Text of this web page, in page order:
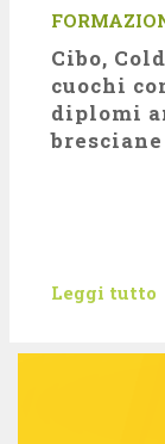
Cibo,
cuochi
diplomi
bresciane
Leggi tutto